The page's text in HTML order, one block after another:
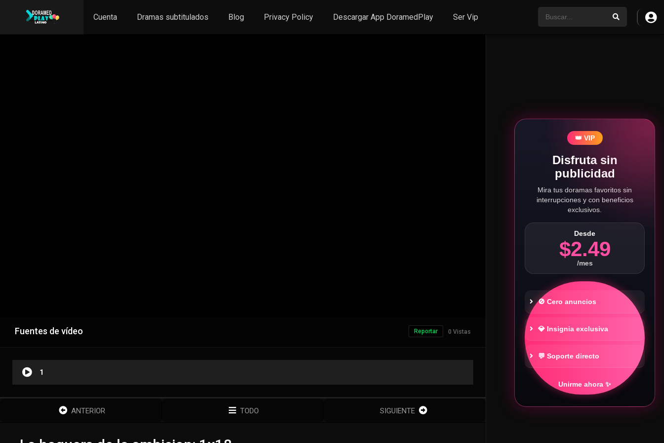
Cuenta Dramas subtitulados Blog Privacy Policy Descargar App DoramedPlay Ser Vip
Fuentes de vídeo 0 Vistas
Reportar
1
ANTERIOR TODO SIGUIENTE
👑 VIP
Disfruta sin
publicidad
Mira tus doramas favoritos sin
interrupciones y con beneficios
exclusivos.
Desde
$2.49
/mes
🚫 Cero anuncios
💎 Insignia exclusiva
💬 Soporte directo
Unirme ahora ✨